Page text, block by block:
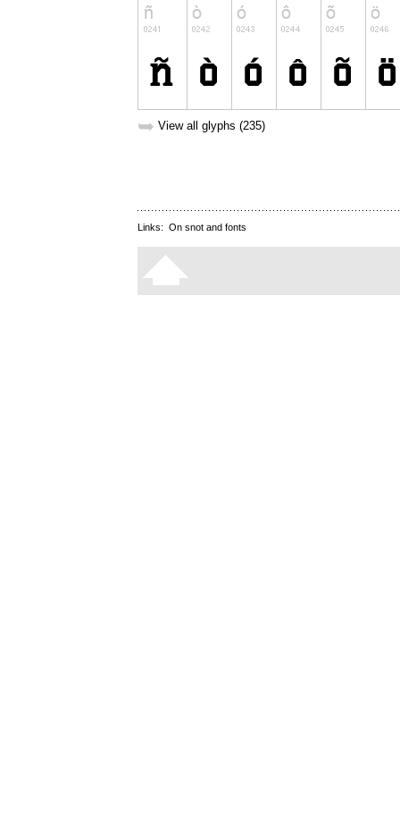
➥ View all glyphs (235)
Links: On snot and fonts